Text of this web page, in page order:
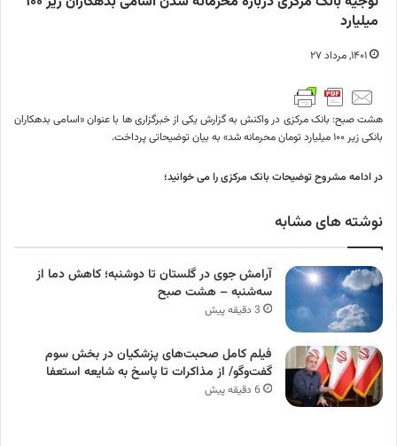
میلیارد
۱۴۰۱, مرداد ۲۷
هشت صبح: بانک مرکزی در واکنش به گزارش یکی از خبرگزاری ها با عنوان «اسامی بدهکاران
بانکی زیر ۱۰۰ میلیارد تومان محرمانه شد» به بیان توضیحاتی پرداخت.
در ادامه مشروح توضیحات بانک مرکزی را می خوانید؛
نوشته های مشابه
آرامش جوی در گلستان تا دوشنبه؛ کاهش دما از
سه‌شنبه – هشت صبح
3 دقیقه پیش
فیلم کامل صحبت‌های پزشکیان در بخش سوم
گفت‌وگو/ از مذاکرات تا پاسخ به شایعه استعفا
6 دقیقه پیش